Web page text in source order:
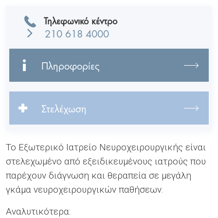
Τηλεφωνικό κέντρο
210 618 4000
Πληροφορίες
Στελέχωση
Το Εξωτερικό Ιατρείο Νευροχειρουργικής είναι
στελεχωμένο από εξειδικευμένους ιατρούς που
παρέχουν διάγνωση και θεραπεία σε μεγάλη
γκάμα νευροχειρουργικών παθήσεων.
Αναλυτικότερα: